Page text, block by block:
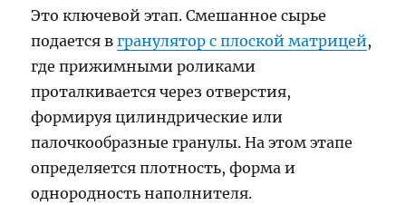
Это ключевой этап. Смешанное сырье
подается вгранулятор с плоской матрицей,
где прижимными роликами
проталкивается через отверстия,
формируя цилиндрические или
палочкообразные гранулы. На этом этапе
определяется плотность, форма и
однородность наполнителя.